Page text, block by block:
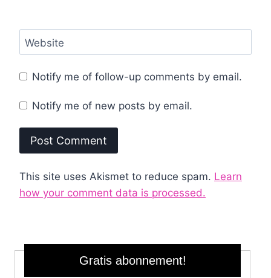
Website
Notify me of follow-up comments by email.
Notify me of new posts by email.
This site uses Akismet to reduce spam. Learn
how your comment data is processed.
Gratis abonnement!